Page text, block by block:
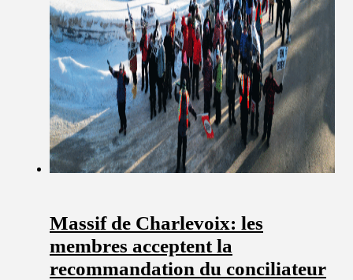
Massif de Charlevoix: les
membres acceptent la
recommandation du conciliateur